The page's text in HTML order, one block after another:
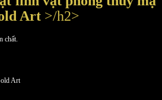
Art >/h2>
chất.
Art